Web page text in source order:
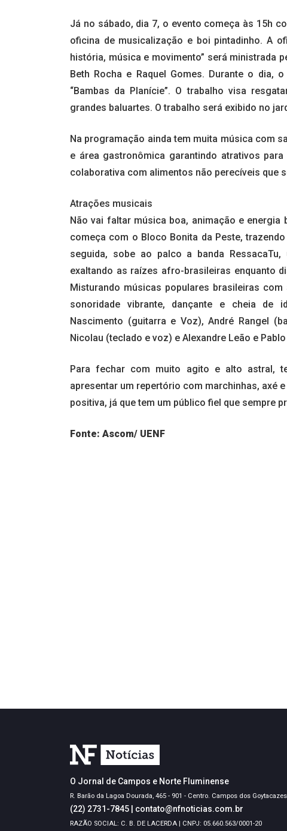
Já no sábado, dia 7, o evento começa às 15h
oficina de musicalização e boi pintadinho. A
história, música e movimento” será ministrada
Beth Rocha e Raquel Gomes. Durante o dia,
“Bambas da Planície”. O trabalho visa
grandes baluartes. O trabalho será exibido no
Na programação ainda tem muita música com
e área gastronômica garantindo atrativos
colaborativa com alimentos não perecíveis que
Atrações musicais
Não vai faltar música boa, animação e
começa com o Bloco Bonita da Peste,
seguida, sobe ao palco a banda
exaltando as raízes afro-brasileiras enquanto
Misturando músicas populares brasileiras
sonoridade vibrante, dançante e cheia de
Nascimento (guitarra e Voz), André Rangel
Nicolau (teclado e voz) e Alexandre Leão e
Para fechar com muito agito e alto astral,
apresentar um repertório com marchinhas, axé
positiva, já que tem um público fiel que sempre
Fonte: Ascom/ UENF
O Jornal de Campos e Norte Fluminense
R. Barão da Lagoa Dourada, 465 - 901 - Centro. Campos dos
(22) 2731-7845 contato@nfnoticias.com.br
RAZÃO SOCIAL: C. B. DE LACERDA | CNPJ: 05.660.563/0001-20